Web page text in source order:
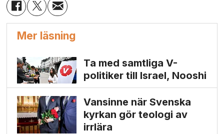
Mer läsning
Ta med samtliga V-
politiker till Israel, Nooshi
Vansinne när Svenska
kyrkan gör teologi av
irrlära